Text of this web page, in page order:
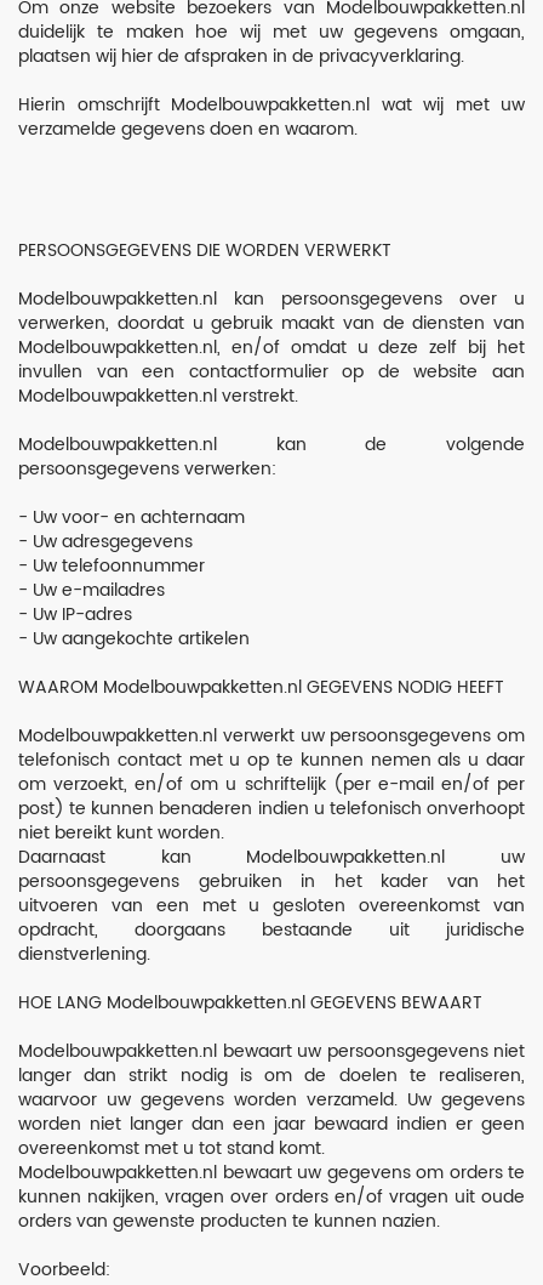
luchtmacht
Modeltreinen
RC
RC
Voertuigen
trucks
verf
vliegtuigen
washes
en
pigmenten
landmacht
WW2
luchtmacht
WW2
marine
More
Categories
Om onze website bezoekers van Modelbouwpakketten.nl
duidelijk te maken hoe wij met uw gegevens omgaan,
plaatsen wij hier de afspraken in de privacyverklaring.
Hierin omschrijft Modelbouwpakketten.nl wat wij met uw
verzamelde gegevens doen en waarom.
PERSOONSGEGEVENS DIE WORDEN VERWERKT
Modelbouwpakketten.nl kan persoonsgegevens over u
verwerken, doordat u gebruik maakt van de diensten van
Modelbouwpakketten.nl, en/of omdat u deze zelf bij het
invullen van een contactformulier op de website aan
Modelbouwpakketten.nl verstrekt.
Modelbouwpakketten.nl kan de volgende
persoonsgegevens verwerken:
- Uw voor- en achternaam
- Uw adresgegevens
- Uw telefoonnummer
- Uw e-mailadres
- Uw IP-adres
- Uw aangekochte artikelen
WAAROM Modelbouwpakketten.nl GEGEVENS NODIG HEEFT
Modelbouwpakketten.nl verwerkt uw persoonsgegevens om
telefonisch contact met u op te kunnen nemen als u daar
om verzoekt, en/of om u schriftelijk (per e-mail en/of per
post) te kunnen benaderen indien u telefonisch onverhoopt
niet bereikt kunt worden.
Daarnaast kan Modelbouwpakketten.nl uw
persoonsgegevens gebruiken in het kader van het
uitvoeren van een met u gesloten overeenkomst van
opdracht, doorgaans bestaande uit juridische
dienstverlening.
HOE LANG Modelbouwpakketten.nl GEGEVENS BEWAART
Modelbouwpakketten.nl bewaart uw persoonsgegevens niet
langer dan strikt nodig is om de doelen te realiseren,
waarvoor uw gegevens worden verzameld. Uw gegevens
worden niet langer dan een jaar bewaard indien er geen
overeenkomst met u tot stand komt.
Modelbouwpakketten.nl bewaart uw gegevens om orders te
kunnen nakijken, vragen over orders en/of vragen uit oude
orders van gewenste producten te kunnen nazien.
Voorbeeld: